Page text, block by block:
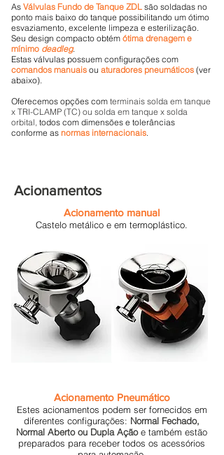
As Válvulas Fundo de Tanque ZDL são soldadas no
ponto mais baixo do tanque possibilitando um ótimo
esvaziamento, excelente limpeza e esterilização.
Seu design compacto obtém ótima drenagem e
mínimo deadleg.
Estas válvulas possuem configurações com
comandos manuais ou aturadores pneumáticos (ver
abaixo).
Oferecemos opções com terminais solda em tanque
x TRI-CLAMP (TC) ou solda em tanque x solda
orbital, todos com dimensões e tolerâncias
conforme as normas internacionais.
Acionamentos
Acionamento manual
Castelo metálico e em termoplástico.
Acionamento Pneumático
Estes acionamentos podem ser fornecidos em
diferentes configurações: Normal Fechado,
Normal Aberto ou Dupla Açãoe também estão
preparados para receber todos os acessórios